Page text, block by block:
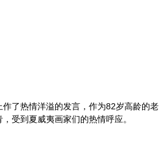
了热情洋溢的发言，作为82岁高龄的老
受到夏威夷画家们的热情呼应。